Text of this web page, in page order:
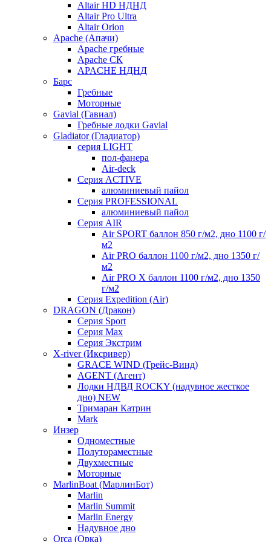
Altair HD НДНД
Altair Pro Ultra
Altair Orion
Apache (Апачи)
Apache гребные
Apache СК
APACHE НДНД
Барс
Гребные
Моторные
Gavial (Гавиал)
Гребные лодки Gavial
Gladiator (Гладиатор)
серия LIGHT
пол-фанера
Air-deck
Серия ACTIVE
алюминиевый пайол
Серия PROFESSIONAL
алюминиевый пайол
Серия AIR
Air SPORT баллон 850 г/м2, дно 1100 г/
м2
Air PRO баллон 1100 г/м2, дно 1350 г/
м2
Air PRO X баллон 1100 г/м2, дно 1350
г/м2
Серия Expedition (Air)
DRAGON (Дракон)
Серия Sport
Серия Max
Серия Экстрим
X-river (Иксривер)
GRACE WIND (Грейс-Винд)
AGENT (Агент)
Лодки НДВД ROCKY (надувное жесткое
дно) NEW
Тримаран Катрин
Mark
Инзер
Одноместные
Полутораместные
Двухместные
Моторные
MarlinBoat (МарлинБот)
Marlin
Marlin Summit
Marlin Energy
Надувное дно
Orca (Орка)